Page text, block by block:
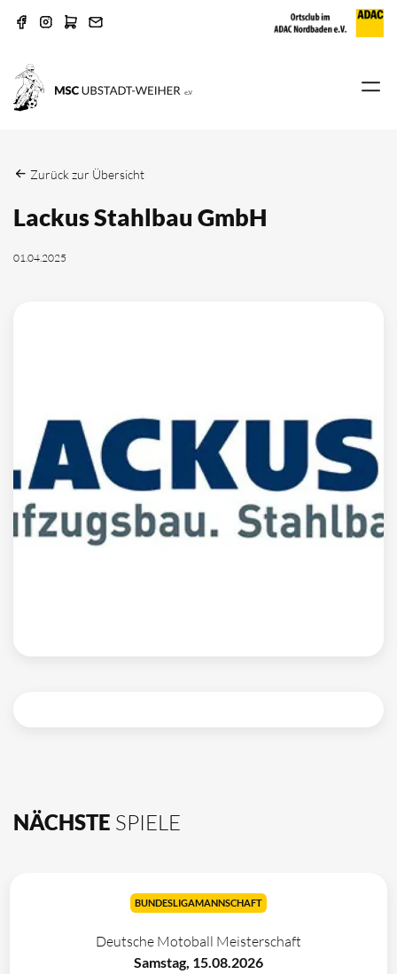
Zurück zur Übersicht
Lackus Stahlbau GmbH
01.04.2025
NÄCHSTE SPIELE
BUNDESLIGAMANNSCHAFT
Deutsche Motoball Meisterschaft
Samstag, 15.08.2026